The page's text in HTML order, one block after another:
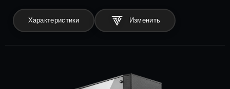
Характеристики